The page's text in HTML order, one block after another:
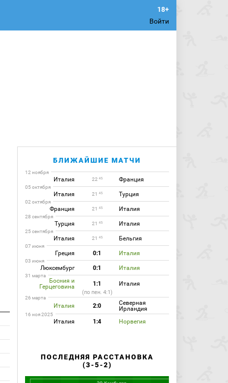
Войти
БЛИЖАЙШИЕ МАТЧИ
12 ноября
Италия 22 45 Франция
05 октября
Италия 21 45 Турция
02 октября
Франция 21 45 Италия
28 сентября
Турция 21 45 Италия
25 сентября
Италия 21 45 Бельгия
07 июня
Греция 0:1 Италия
03 июня
Люксембург 0:1 Италия
31 марта
Босния и
Герцеговина
1:1 Италия
(по пен. 4:1)
26 марта
Италия 2:0
Северная
Ирландия
16 ноя 2025
Италия 1:4 Норвегия
ПОСЛЕДНЯЯ РАССТАНОВКА
(3-5-2)